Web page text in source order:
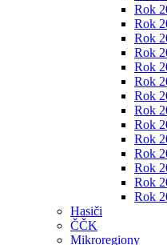
Rok
Rok
Rok
Rok
Rok
Rok
Rok
Rok
Rok
Rok
Rok
Rok
Rok
Rok
Hasiči
ČČK
Mikroregiony